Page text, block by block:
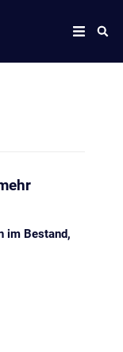
im Bestand,